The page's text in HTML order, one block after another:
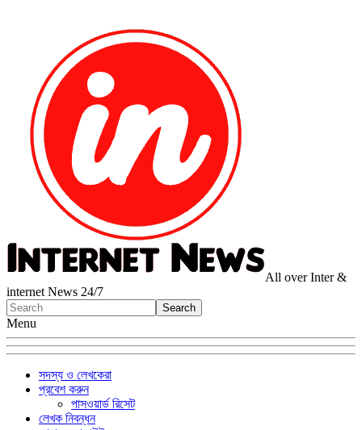
All over Inter &
internet News 24/7
Menu
সদস্য ও লেখকেরা
প্রবেশ করুন
পাসওয়ার্ড রিসেট
লেখক নিবন্ধন